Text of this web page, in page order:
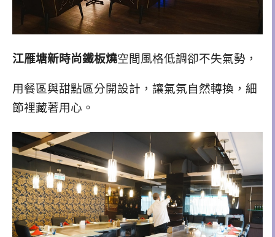
江雁塘新時尚鐵板燒空間風格低調卻不失氣勢，
用餐區與甜點區分開設計，讓氣氛自然轉換，細
節裡藏著用心。